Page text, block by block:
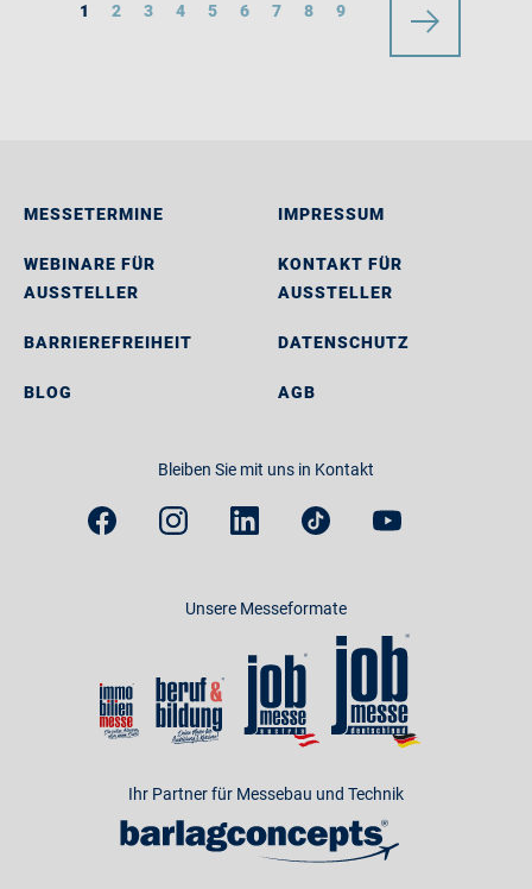
1 2 3 4 5 6 7 8 9
MESSETERMINE
WEBINARE FÜR
AUSSTELLER
BARRIEREFREIHEIT
BLOG
IMPRESSUM
KONTAKT FÜR
AUSSTELLER
DATENSCHUTZ
AGB
Bleiben Sie mit uns in Kontakt
Unsere Messeformate
Ihr Partner für Messebau und Technik